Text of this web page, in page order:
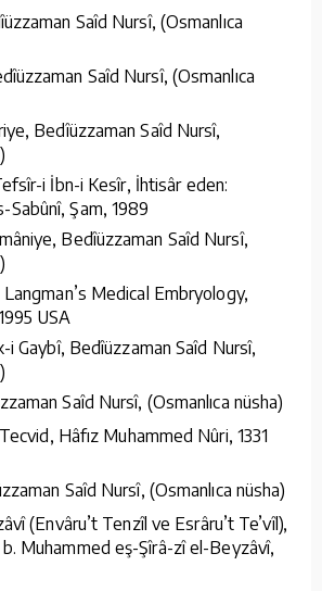
Saîd Nursî, (Osmanlıca
Saîd Nursî, (Osmanlıca
Bedîüzzaman Saîd Nursî,
i İbn-i Kesîr, İhtisâr eden:
Sabûnî, Şam, 1989
Bedîüzzaman Saîd Nursî,
Medical Embryology,
USA
i Gaybî, Bedîüzzaman Saîd Nursî,
Saîd Nursî, (Osmanlıca nüsha)
Hâfız Muhammed Nûri, 1331
Saîd Nursî, (Osmanlıca nüsha)
(Envâru’t Tenzîl ve Esrâru’t Te’vîl),
Muhammed eş-Şîrâ-zî el-Beyzâvî,